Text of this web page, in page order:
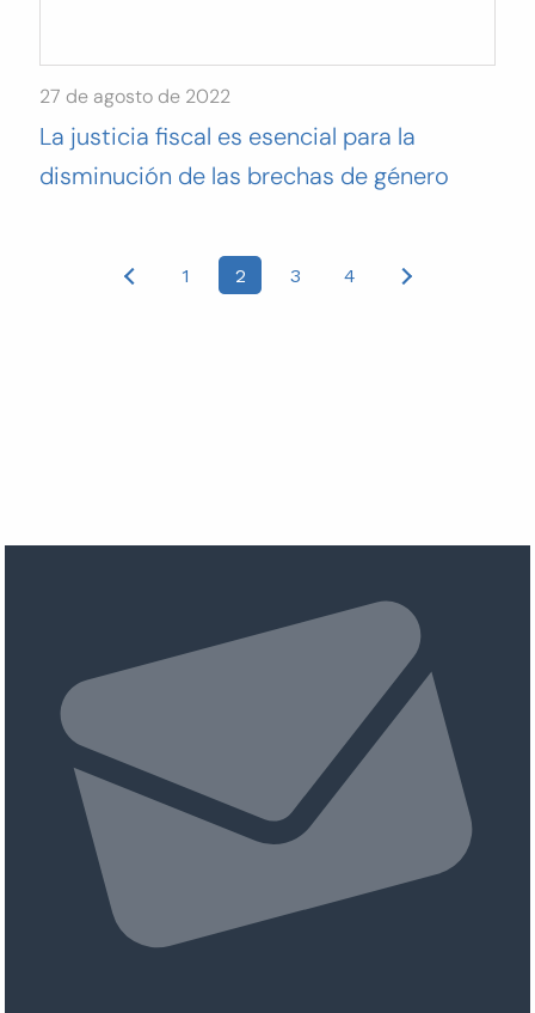
27 de agosto de 2022
La justicia fiscal es esencial para la
disminución de las brechas de género
Posts
1 2 3 4